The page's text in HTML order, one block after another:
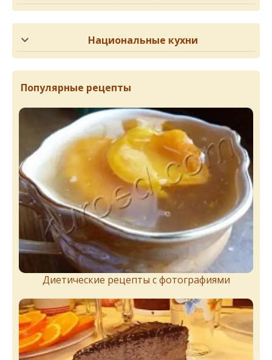
Национальные кухни
Популярные рецепты
Диетические рецепты с фотографиями